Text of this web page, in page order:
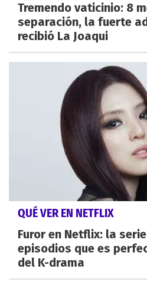
Tremendo vaticinio: 8
separación, la fuerte
recibió La Joaqui
QUÉ VER EN NETFLIX
Furor en Netflix: la
episodios que es
del K-drama